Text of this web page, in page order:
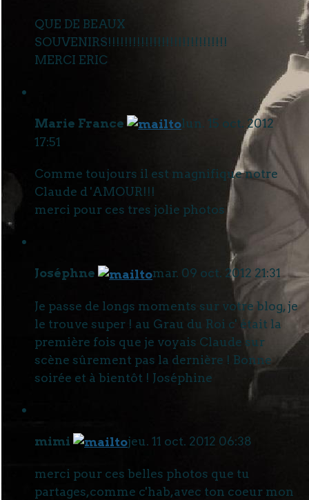
QUE DE BEAUX
SOUVENIRS!!!!!!!!!!!!!!!!!!!!!!!!!!!!!
MERCI ERIC
Marie France
lun. 15 oct. 2012
17:51
Comme toujours il est magnifique notre
Claude d 'AMOUR!!!
merci pour ces tres jolie photos
Joséphne mar. 09 oct. 2012 21:31
Je passe de longs moments sur votre blog, je
le trouve super ! au Grau du Roi c' était la
première fois que je voyais Claude sur
scène sûrement pas la dernière ! Bonne
soirée et à bientôt ! Joséphine
mimi jeu. 11 oct. 2012 06:38
merci pour ces belles photos que tu
partages,comme c'hab,avec ton coeur mon